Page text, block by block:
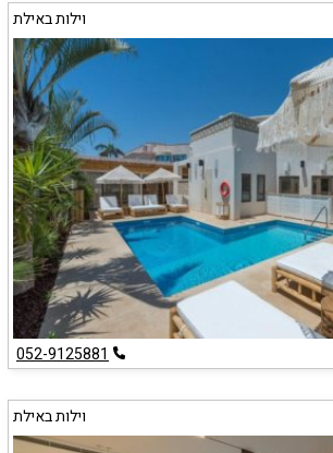
וילות באילת
052-9125881
וילות באילת